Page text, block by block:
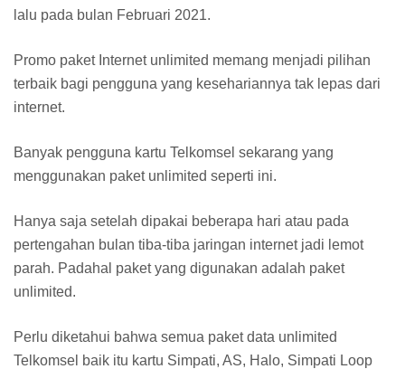
lalu pada bulan Februari 2021.
Promo paket Internet unlimited memang menjadi pilihan
terbaik bagi pengguna yang kesehariannya tak lepas dari
internet.
Banyak pengguna kartu Telkomsel sekarang yang
menggunakan paket unlimited seperti ini.
Hanya saja setelah dipakai beberapa hari atau pada
pertengahan bulan tiba-tiba jaringan internet jadi lemot
parah. Padahal paket yang digunakan adalah paket
unlimited.
Perlu diketahui bahwa semua paket data unlimited
Telkomsel baik itu kartu Simpati, AS, Halo, Simpati Loop